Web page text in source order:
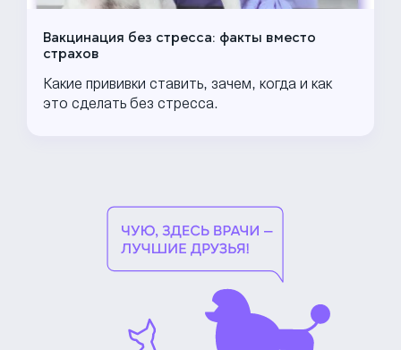
Вакцинация без стресса: факты вместо
страхов
Какие прививки ставить, зачем, когда и как
это сделать без стресса.